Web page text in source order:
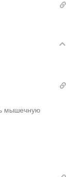
мышечную